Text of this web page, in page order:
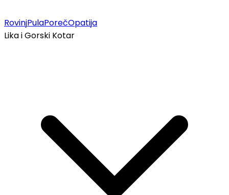
RovinjPulaPorečOpatija
Lika i Gorski Kotar